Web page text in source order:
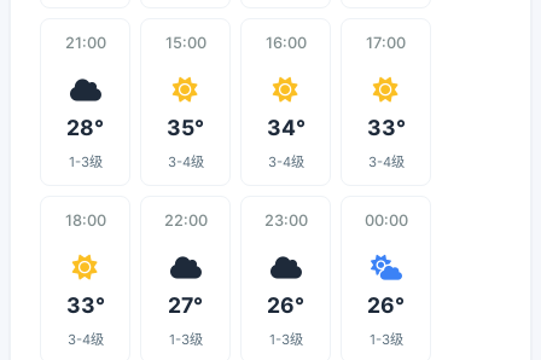
21:00
28°
1-3级
15:00
35°
3-4级
16:00
34°
3-4级
17:00
33°
3-4级
18:00
33°
3-4级
22:00
27°
1-3级
23:00
26°
1-3级
00:00
26°
1-3级